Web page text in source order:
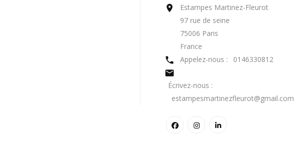

Estampes Martinez-Fleurot
97 rue de seine
75006 Paris
France
 Appelez-nous : 0146330812

Écrivez-nous :
estampesmartinezfleurot@gmail.com